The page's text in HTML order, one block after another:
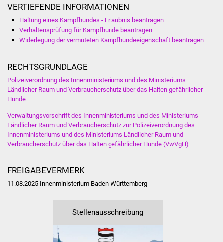
Zehntscheuer
Vereine und Parteien
Selbsteintrag Vereine
Beirat Süßener Vereine
Tourismus
Erlebnisregion
Schwäbischer Albtrauf
VERTIEFENDE INFORMATIONEN
Haltung eines Kampfhundes - Erlaubnis beantragen
Verhaltensprüfung für Kampfhunde beantragen
Widerlegung der vermuteten Kampfhundeeigenschaft beantragen
RECHTSGRUNDLAGE
Polizeiverordnung des Innenministeriums und des Ministeriums
Ländlicher Raum und Verbraucherschutz über das Halten gefährlicher
Hunde
Verwaltungsvorschrift des Innenministeriums und des Ministeriums
Ländlicher Raum und Verbraucherschutz zur Polizeiverordnung des
Innenministeriums und des Ministeriums Ländlicher Raum und
Verbraucherschutz über das Halten gefährlicher Hunde (VwVgH)
FREIGABEVERMERK
11.08.2025 Innenministerium Baden-Württemberg
Stellenausschreibung